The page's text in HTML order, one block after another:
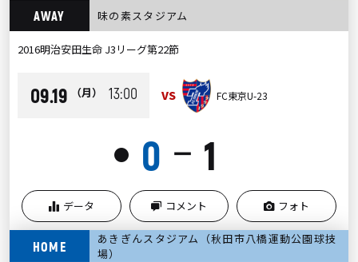
AWAY 味の素スタジアム
2016明治安田生命 J3リーグ第22節
09.19 （月） 13:00 VS FC東京U-23
● 0 ー 1
データ コメント フォト
HOME
あきぎんスタジアム（秋田市八橋運動公園球技
場）